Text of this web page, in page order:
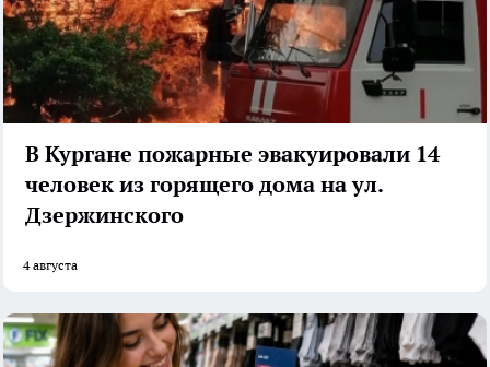
В Кургане пожарные эвакуировали 14
человек из горящего дома на ул.
Дзержинского
4 августа